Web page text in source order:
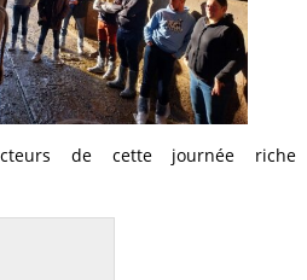
de cette journée riche